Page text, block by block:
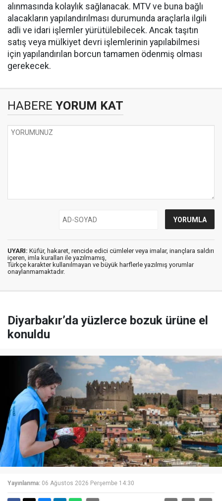
alınmasında kolaylık sağlanacak. MTV ve buna bağlı
alacakların yapılandırılması durumunda araçlarla ilgili
adli ve idari işlemler yürütülebilecek. Ancak taşıtın
satış veya mülkiyet devri işlemlerinin yapılabilmesi
için yapılandırılan borcun tamamen ödenmiş olması
gerekecek.
HABERE YORUM KAT
UYARI: Küfür, hakaret, rencide edici cümleler veya imalar, inançlara saldırı
içeren, imla kuralları ile yazılmamış,
Türkçe karakter kullanılmayan ve büyük harflerle yazılmış yorumlar
onaylanmamaktadır.
Diyarbakır’da yüzlerce bozuk ürüne el
konuldu
Yayınlanma: 06 Ağustos 2026 Perşembe 14:30